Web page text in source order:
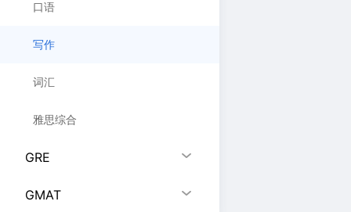
口语
写作
词汇
雅思综合
GRE
GMAT